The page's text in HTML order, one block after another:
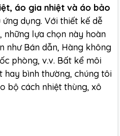
áo gia nhiệt và áo bảo
dụng. Với thiết kế dễ
lựa chọn này hoàn
như Bán dẫn, Hàng không
phòng, v.v. Bất kể môi
bình thường, chúng tôi
bộ cách nhiệt thùng, xô